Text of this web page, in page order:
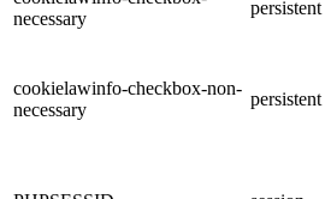
necessary
persistent
cookielawinfo-checkbox-non-
necessary
persistent